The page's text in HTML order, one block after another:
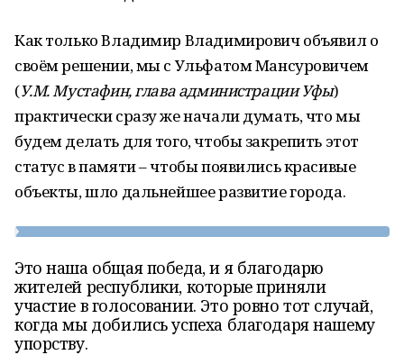
Как только Владимир Владимирович объявил о
своём решении, мы с Ульфатом Мансуровичем
(У.М. Мустафин, глава администрации Уфы)
практически сразу же начали думать, что мы
будем делать для того, чтобы закрепить этот
статус в памяти – чтобы появились красивые
объекты, шло дальнейшее развитие города.
Это наша общая победа, и я благодарю
жителей республики, которые приняли
участие в голосовании. Это ровно тот случай,
когда мы добились успеха благодаря нашему
упорству.